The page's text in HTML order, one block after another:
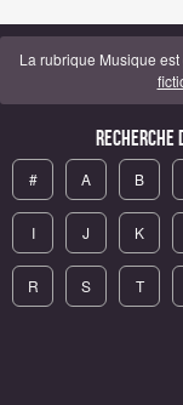
La rubrique Musique
Recherche
# A B
I J K
R S T